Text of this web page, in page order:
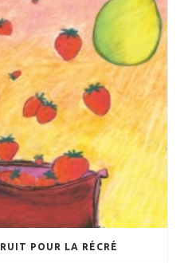
POUR LA RÉCRÉ